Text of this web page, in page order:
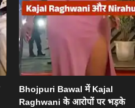
Bhojpuri Bawal में Kajal
Raghwani के आरोपों पर भड़के